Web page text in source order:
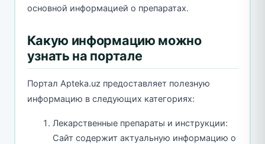
основной информацией о препаратах.
Какую информацию можно
узнать на портале
Портал Apteka.uz предоставляет полезную
информацию в следующих категориях:
Лекарственные препараты и инструкции:
Сайт содержит актуальную информацию о